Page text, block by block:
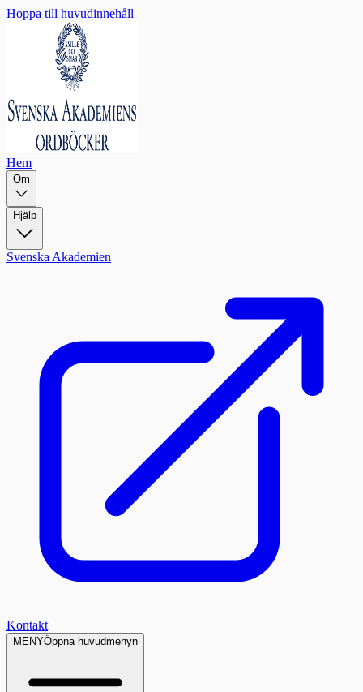
Hoppa till huvudinnehåll
Hem
Om
Hjälp
Svenska Akademien
Kontakt
MENYÖppna huvudmenyn